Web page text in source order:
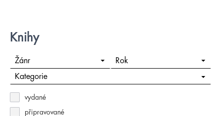
Knihy
Žánr Rok
Kategorie
vydané
připravované